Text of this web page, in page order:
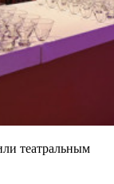
театральным